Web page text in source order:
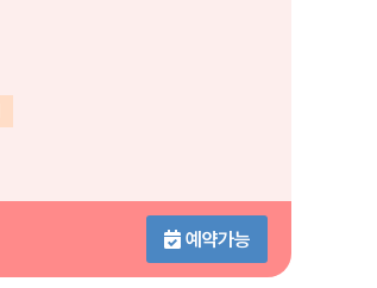
예약가능